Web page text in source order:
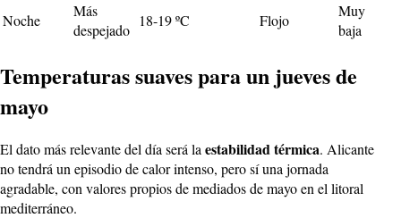
Noche
Más
despejado
18-19 ºC Flojo
Muy
baja
Temperaturas suaves para un jueves de
mayo
El dato más relevante del día será la estabilidad térmica. Alicante
no tendrá un episodio de calor intenso, pero sí una jornada
agradable, con valores propios de mediados de mayo en el litoral
mediterráneo.